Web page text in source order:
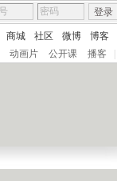
登录
商城 社区 微博 博客
动画片 公开课 播客